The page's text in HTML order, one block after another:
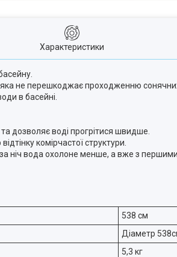
Характеристики
яка не перешкоджає проходженню
в басейні.
дозволяє воді прогрітися швидше.
комірчастої структури.
ніч вода охолоне менше, а вже з
538 см
Діаметр
5,3 кг